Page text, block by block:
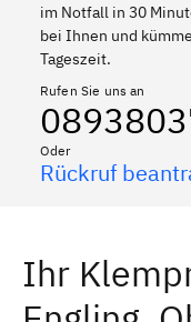
im Notfall in 30
bei Ihnen und
Tageszeit.
Rufen Sie uns an
Oder
Rückruf
Ihr